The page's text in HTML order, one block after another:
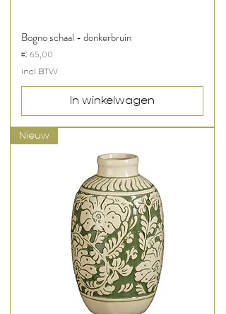
Bogno schaal - donkerbruin
Prijs
€ 65,00
incl.BTW
In winkelwagen
Nieuw